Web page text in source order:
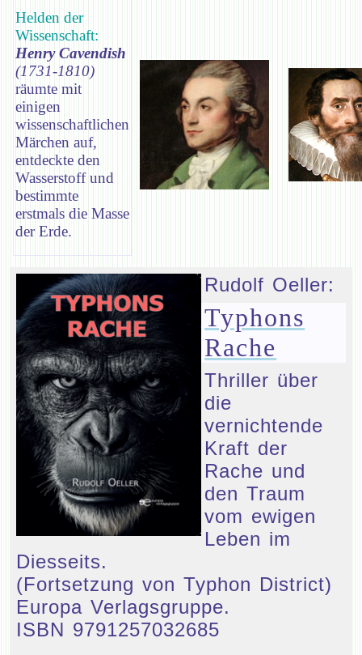
Helden der
Wissenschaft:
Henry Cavendish
(1731-1810)
räumte mit
einigen
wissenschaftlichen
Märchen auf,
entdeckte den
Wasserstoff und
bestimmte
erstmals die Masse
der Erde.
Rudolf Oeller:
Typhons
Rache
Thriller über
die
vernichtende
Kraft der
Rache und
den Traum
vom ewigen
Leben im
Diesseits.
(Fortsetzung von Typhon District)
Europa Verlagsgruppe.
ISBN 9791257032685